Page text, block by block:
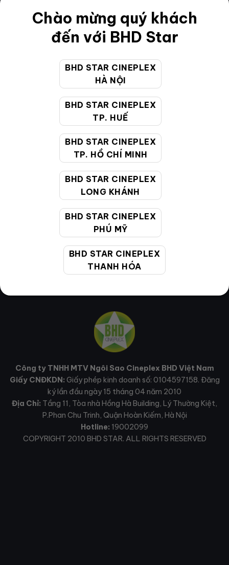
Chào mừng quý khách
đến với BHD Star
BHD STAR CINEPLEX
HÀ NỘI
BHD STAR CINEPLEX
TP. HUẾ
BHD STAR CINEPLEX
TP. HỒ CHÍ MINH
BHD STAR CINEPLEX
LONG KHÁNH
BHD STAR CINEPLEX
PHÚ MỸ
BHD STAR CINEPLEX
THANH HÓA
Điều khoản
Hướng dẫn đặt vé trực tuyến
Chính sách bảo vệ thông tin cá nhân của người tiêu
CHĂM SÓC KHÁCH HÀNG
19002099
gồm cả Lễ, Tết)
cskh@bhdstar.vn
MẠNG XÃ HỘI
Công ty TNHH MTV Ngôi Sao Cineplex BHD Việt Nam
Giấy CNĐKDN: Giấy phép kinh doanh số: 0104597158. Đăng
ký lần đầu ngày 15 tháng 04 năm 2010
Địa Chỉ: Tầng 11, Tòa nhà Hồng Hà Building, Lý Thường Kiệt,
P.Phan Chu Trinh, Quận Hoàn Kiếm, Hà Nội
Hotline: 19002099
COPYRIGHT 2010 BHD STAR. ALL RIGHTS RESERVED